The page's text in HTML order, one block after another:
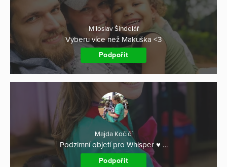
Miloslav Šindelář
Vyberu více než Makuška <3
Podpořit
Majda Kočičí
Podzimní objetí pro Whisper ♥️ …
Podpořit